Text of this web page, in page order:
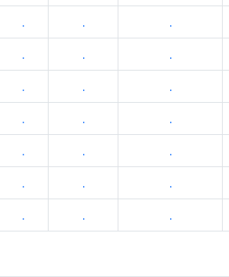
. . .
. . .
. . .
. . .
. . .
. . .
. . .